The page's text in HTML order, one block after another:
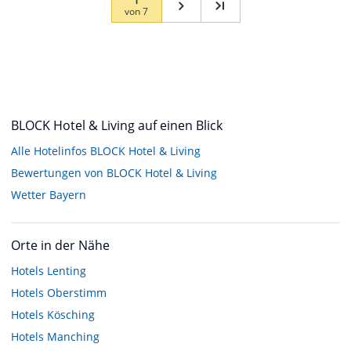
von7
BLOCK Hotel & Living auf einen Blick
Alle Hotelinfos BLOCK Hotel & Living
Bewertungen von BLOCK Hotel & Living
Wetter Bayern
Orte in der Nähe
Hotels Lenting
Hotels Oberstimm
Hotels Kösching
Hotels Manching